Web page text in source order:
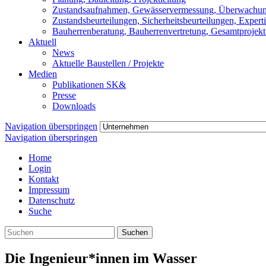
Zustandsaufnahmen, Gewässervermessung,
Zustandsbeurteilungen, Sicherheitsbeurteilungen,
Bauherrenberatung, Bauherrenvertretung,
Aktuell
News
Aktuelle Baustellen / Projekte
Medien
Publikationen SK&
Presse
Downloads
Navigation überspringen
Navigation überspringen
Home
Login
Kontakt
Impressum
Datenschutz
Suche
Suchen
Die Ingenieur*innen im Wasser